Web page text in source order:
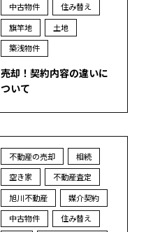
中古物件
住み替え
旗竿地
土地
築浅物件
売却！契約内容の違いに
ついて
不動産の売却
相続
空き家
不動産査定
旭川不動産
媒介契約
中古物件
住み替え